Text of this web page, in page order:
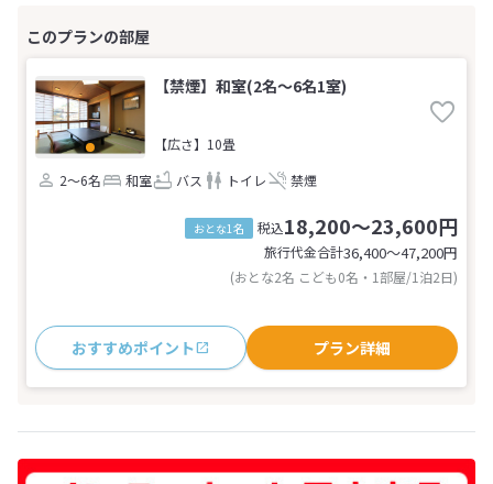
【禁煙】和室(2名～6名1室)
【広さ】10畳
2～6名
和室 バス トイレ 禁煙
おとな1名 税込18,200～23,600円
旅行代金合計36,400〜47,200円
(おとな2名 こども0名・1部屋/1泊2日)
おすすめポイント プラン詳細